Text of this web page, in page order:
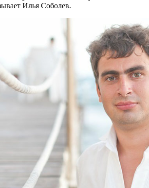
Илья Соболев.